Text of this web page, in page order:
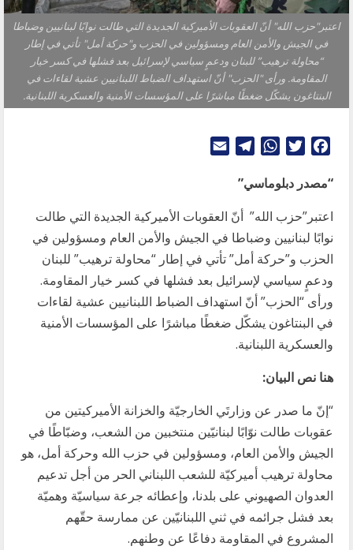
اعتبر"حزب الله" أنّ العقوبات الأميركية الجديدة التي طالت نوابًا لبنانيين وضباطا
في الجيش والأمن العام ومسؤولين في الحزب و"حركة أمل" تأتي في إطار
“محاولة ترهيب” للبنان ودعمٍ سياسي لإسرائيل بعد فشلها في كسر خيار
المقاومة. ورأى "الحزب" أنّ استهداف الضباط اللبنانيين عشية لقاءات في
البنتاغون يشكّل ضغطًا مباشرًا على المؤسسات الأمنية والعسكرية اللبنانية.
Facebook
Twitter
WhatsApp
Telegram
Email
“مصدر دبلوماسي”
اعتبر”حزب الله” أنّ العقوبات الأميركية الجديدة التي طالت
نوابًا لبنانيين وضباطا في الجيش والأمن العام ومسؤولين في
الحزب و”حركة أمل” تأتي في إطار “محاولة ترهيب” للبنان
ودعمٍ سياسي لإسرائيل بعد فشلها في كسر خيار المقاومة.
ورأى “الحزب” أنّ استهداف الضباط اللبنانيين عشية لقاءات
في البنتاغون يشكّل ضغطًا مباشرًا على المؤسسات الأمنية
والعسكرية اللبنانية.
هنا نص البيان:
“إنّ ما صدر عن وزارتَي الخارجيّة والخزانة الأميركيتين من
عقوبات طالت نوّابًا لبنانيّين منتخبين من الشعب، وضبّاطًا في
الجيش والأمن العام، ومسؤولين في حزب الله وحركة أمل، هو
محاولة ترهيب أميركيّة للشعب اللبناني الحر من أجل تدعيم
العدوان الصهيوني على بلدنا، وإعطائه جرعة سياسيّة وهميّة
بعد فشل جرائمه في ثني اللبنانيّين عن ممارسة حقّهم
المشروع في المقاومة دفاعًا عن وطنهم.